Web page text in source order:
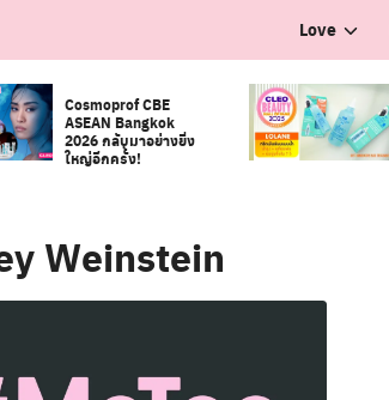
Love
Cosmoprof CBE
ASEAN Bangkok
2026 กลับมาอย่างยิ่ง
ใหญ่อีกครั้ง!
Weinstein